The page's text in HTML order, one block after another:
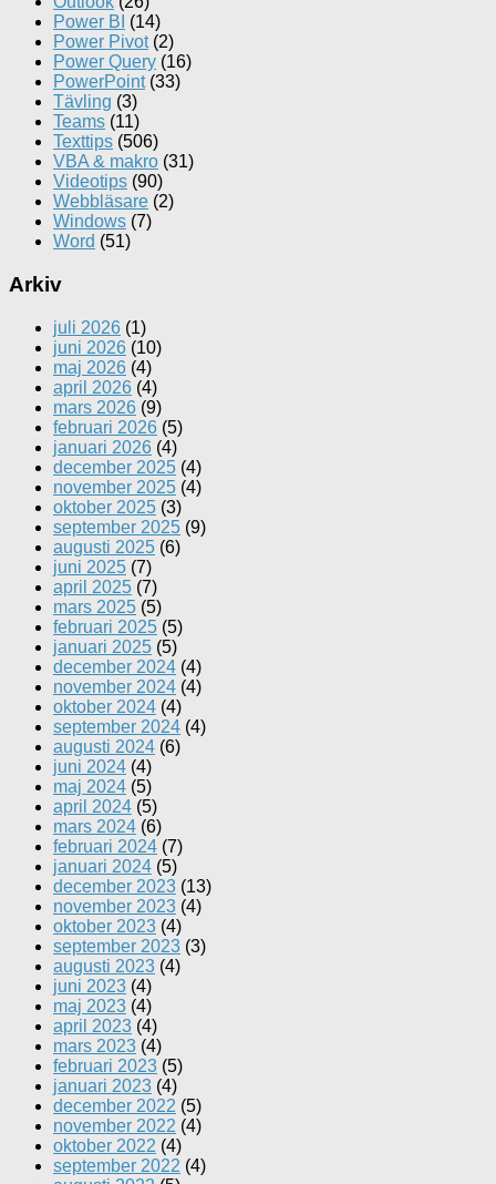
Power BI (14)
Power Pivot(2)
Power Query (16)
PowerPoint(33)
Tävling (3)
Teams (11)
Texttips (506)
VBA & makro (31)
Videotips (90)
Webbläsare (2)
Windows (7)
Word (51)
Arkiv
juli 2026 (1)
juni 2026 (10)
maj 2026 (4)
april 2026 (4)
mars 2026 (9)
februari 2026 (5)
januari 2026 (4)
december 2025 (4)
november 2025 (4)
oktober 2025 (3)
september 2025 (9)
augusti 2025 (6)
juni 2025 (7)
april 2025 (7)
mars 2025 (5)
februari 2025 (5)
januari 2025 (5)
december 2024 (4)
november 2024 (4)
oktober 2024 (4)
september 2024 (4)
augusti 2024 (6)
juni 2024 (4)
maj 2024 (5)
april 2024 (5)
mars 2024 (6)
februari 2024 (7)
januari 2024 (5)
december 2023 (13)
november 2023 (4)
oktober 2023 (4)
september 2023 (3)
augusti 2023 (4)
juni 2023 (4)
maj 2023 (4)
april 2023 (4)
mars 2023 (4)
februari 2023 (5)
januari 2023 (4)
december 2022 (5)
november 2022 (4)
oktober 2022 (4)
september 2022 (4)